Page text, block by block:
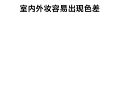
室内外妆容易出现色差